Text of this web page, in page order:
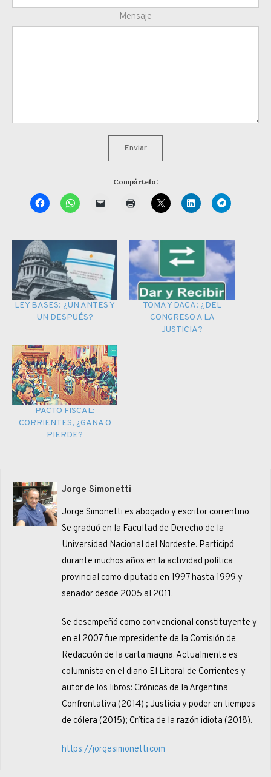
Mensaje
Enviar
Compártelo:
LEY BASES: ¿UN ANTES Y
UN DESPUÉS?
TOMA Y DACA: ¿DEL
CONGRESO A LA
JUSTICIA?
PACTO FISCAL:
CORRIENTES, ¿GANA O
PIERDE?
Jorge Simonetti
Jorge Simonetti es abogado y escritor correntino.
Se graduó en la Facultad de Derecho de la
Universidad Nacional del Nordeste. Participó
durante muchos años en la actividad política
provincial como diputado en 1997 hasta 1999 y
senador desde 2005 al 2011.
Se desempeñó como convencional constituyente y
en el 2007 fue mpresidente de la Comisión de
Redacción de la carta magna. Actualmente es
columnista en el diario El Litoral de Corrientes y
autor de los libros: Crónicas de la Argentina
Confrontativa (2014) ; Justicia y poder en tiempos
de cólera (2015); Crítica de la razón idiota (2018).
https://jorgesimonetti.com